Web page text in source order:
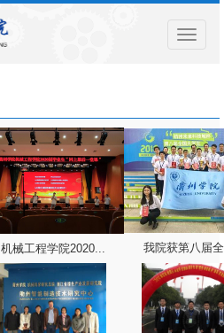
导
机械工程学院2020... 我院获第八届